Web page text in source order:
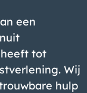
een
tot
Wij
hulp